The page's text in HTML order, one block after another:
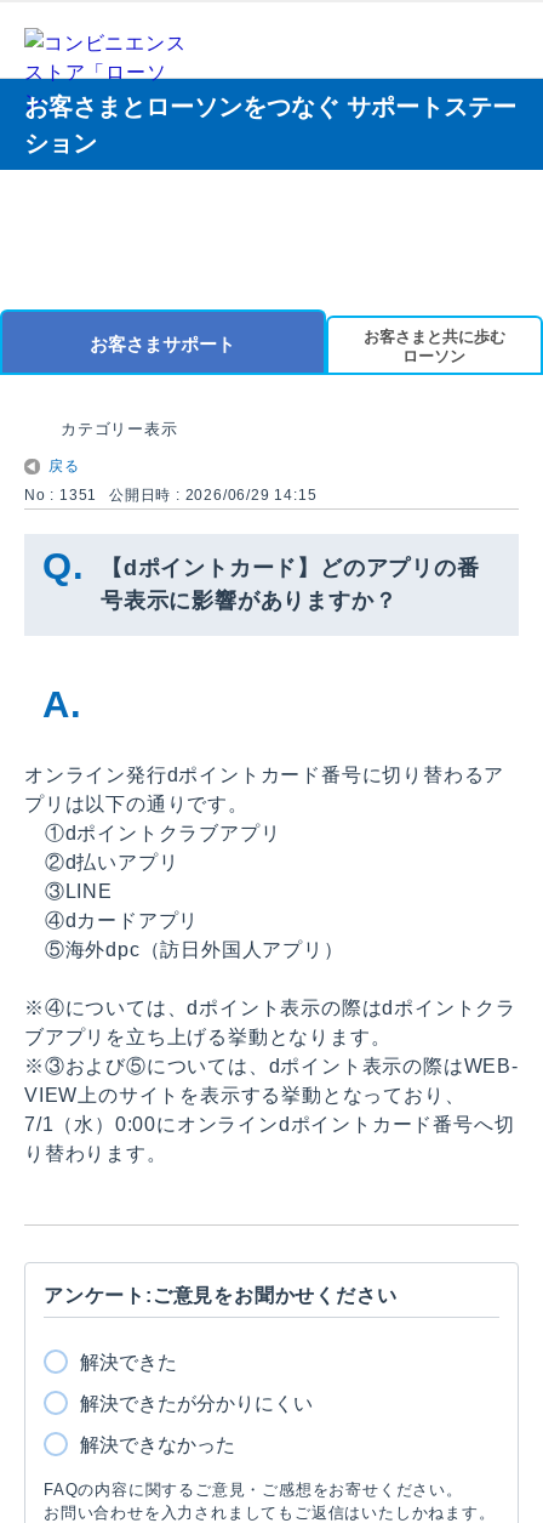
お客さまとローソンをつなぐ サポートステー
ション
お客さまサポート
お客さまと共に歩む
ローソン
カテゴリー表示
戻る
No : 1351
公開日時 : 2026/06/29 14:15
【dポイントカード】どのアプリの番
号表示に影響がありますか？
オンライン発行dポイントカード番号に切り替わるア
プリは以下の通りです。
①dポイントクラブアプリ
②d払いアプリ
③LINE
④dカードアプリ
⑤海外dpc（訪日外国人アプリ）
※④については、dポイント表示の際はdポイントクラ
ブアプリを立ち上げる挙動となります。
※③および⑤については、dポイント表示の際はWEB-
VIEW上のサイトを表示する挙動となっており、
7/1（水）0:00にオンラインdポイントカード番号へ切
り替わります。
アンケート:ご意見をお聞かせください
解決できた
解決できたが分かりにくい
解決できなかった
FAQの内容に関するご意見・ご感想をお寄せください。
お問い合わせを入力されましてもご返信はいたしかねます。